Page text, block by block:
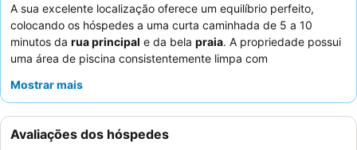
A sua excelente localização oferece um equilíbrio perfeito,
colocando os hóspedes a uma curta caminhada de 5 a 10
minutos da rua principal e da bela praia. A propriedade possui
uma área de piscina consistentemente limpa com
Os hóspedes elogiam consistentemente os
almoço. Para aqueles que procuram conforto extra, considere
quartos com varanda para espaço e vistas adicionais.
Mostrar mais
Avaliações dos hóspedes